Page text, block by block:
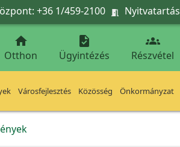
+36 1/459-2100  Nyitvatartás

Otthon

Ügyintézés

Részvétel
Városfejlesztés Közösség Önkormányzat